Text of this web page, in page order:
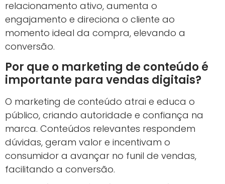
O suporte personalizado reforça a confiança e
incentiva recomendações, essenciais para a
reputação digital.
Estratégias de Fidelização
Campanhas pós-venda, como e-mails de
agradecimento e ofertas exclusivas, mantêm o
cliente engajado.
Fidelizar é mais rentável do que conquistar
novos clientes, tornando essa técnica crucial
para o crescimento sustentável.